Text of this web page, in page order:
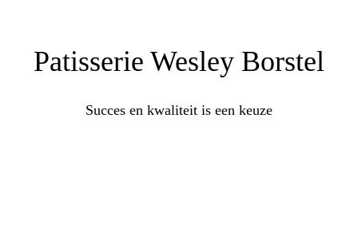
Patisserie Wesley Borstel
Succes en kwaliteit is een keuze